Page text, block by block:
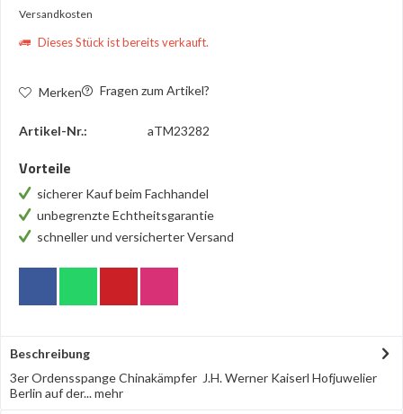
Versandkosten
Dieses Stück ist bereits verkauft.
Merken Fragen zum Artikel?
Artikel-Nr.: aTM23282
Vorteile
sicherer Kauf beim Fachhandel
unbegrenzte Echtheitsgarantie
schneller und versicherter Versand
Beschreibung
3er Ordensspange Chinakämpfer J.H. Werner Kaiserl Hofjuwelier
Berlin auf der...mehr